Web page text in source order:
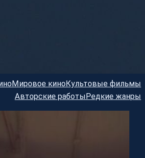
Мировое киноКультовые фильмы
Авторские работыРедкие жанры